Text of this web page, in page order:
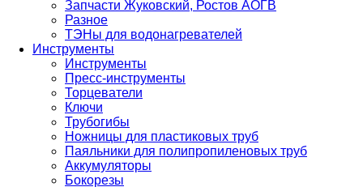
Запчасти Жуковский, Ростов АОГВ
Разное
ТЭНы для водонагревателей
Инструменты
Инструменты
Пресс-инструменты
Торцеватели
Ключи
Трубогибы
Ножницы для пластиковых труб
Паяльники для полипропиленовых труб
Аккумуляторы
Бокорезы